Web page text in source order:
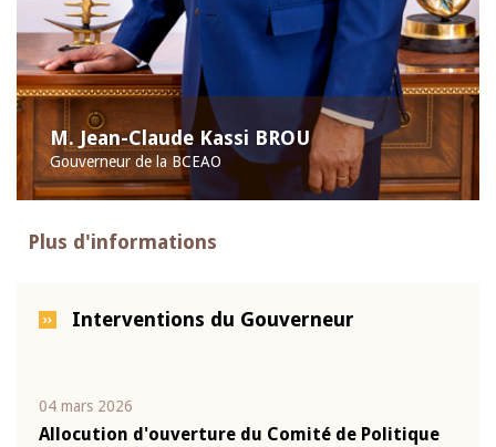
M. Jean-Claude Kassi BROU
Gouverneur de la BCEAO
Plus d'informations
Interventions du Gouverneur
04 mars 2026
Allocution d'ouverture du Comité de Politique